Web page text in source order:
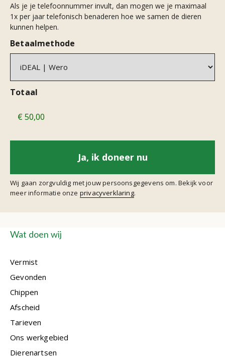
Als je je telefoonnummer invult, dan mogen we je maximaal
1x per jaar telefonisch benaderen hoe we samen de dieren
kunnen helpen.
Betaalmethode
Totaal
Wij gaan zorgvuldig met jouw persoonsgegevens om. Bekijk voor
meer informatie onze privacyverklaring.
Wat doen wij
Vermist
Gevonden
Chippen
Afscheid
Tarieven
Ons werkgebied
Dierenartsen